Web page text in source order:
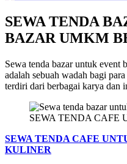
SEWA TENDA
BAZAR UMKM
Sewa tenda bazar untuk
adalah sebuah wadah bagi
terdiri dari berbagai karya dan
SEWA TENDA CAFE
SEWA TENDA CAFE
KULINER